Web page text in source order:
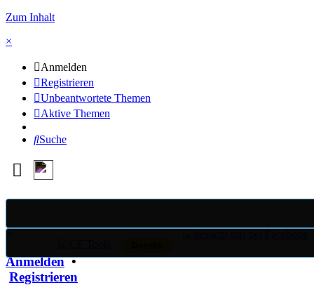
Zum Inhalt
×
Anmelden
Registrieren
Unbeantwortete Themen
Aktive Themen
Suche
×
Anmelden•
Registrieren